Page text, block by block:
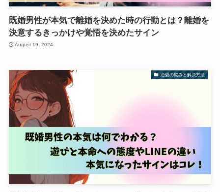
既婚男性が本気で離婚を決めた時の行動とは？離婚を
決意するきっかけや覚悟を決めたサイン
August 19, 2024
恋愛の悩みと解決方法